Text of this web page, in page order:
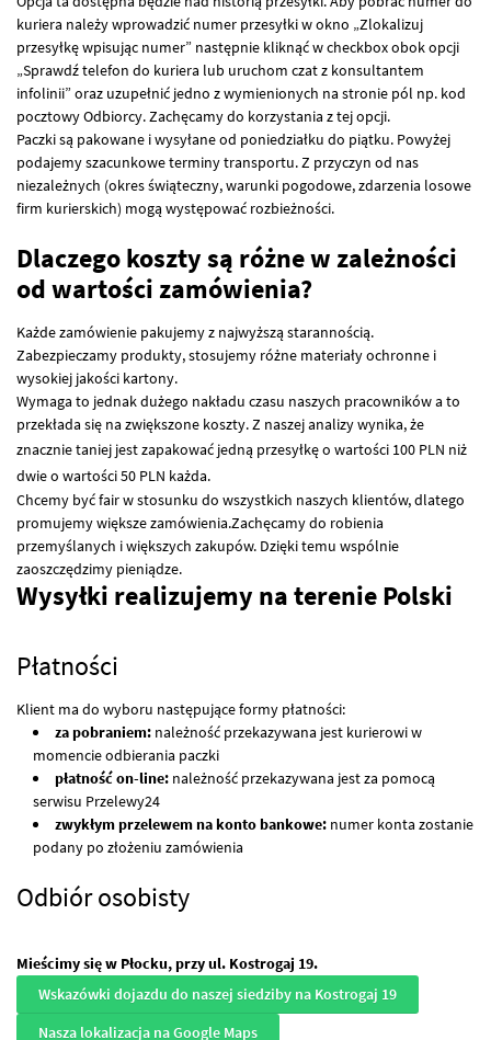
kuriera należy wprowadzić numer przesyłki w okno „Zlokalizuj
przesyłkę wpisując numer” następnie kliknąć w checkbox obok opcji
„Sprawdź telefon do kuriera lub uruchom czat z konsultantem
infolinii” oraz uzupełnić jedno z wymienionych na stronie pól np. kod
pocztowy Odbiorcy. Zachęcamy do korzystania z tej opcji.
Paczki są pakowane i wysyłane od poniedziałku do piątku. Powyżej
podajemy szacunkowe terminy transportu. Z przyczyn od nas
niezależnych (okres świąteczny, warunki pogodowe, zdarzenia losowe
firm kurierskich) mogą występować rozbieżności.
Dlaczego koszty są różne w zależności
od wartości zamówienia?
Każde zamówienie pakujemy z najwyższą starannością.
Zabezpieczamy produkty, stosujemy różne materiały ochronne i
wysokiej jakości kartony.
Wymaga to jednak dużego nakładu czasu naszych pracowników a to
przekłada się na zwiększone koszty. Z naszej analizy wynika, że
znacznie taniej jest zapakować jedną przesyłkę o wartości 100 PLN niż
dwie o wartości 50 PLN każda.
Chcemy być fair w stosunku do wszystkich naszych klientów, dlatego
promujemy większe zamówienia.Zachęcamy do robienia
przemyślanych i większych zakupów. Dzięki temu wspólnie
zaoszczędzimy pieniądze.
Wysyłki realizujemy na terenie Polski
Płatności
Klient ma do wyboru następujące formy płatności:
za pobraniem: należność przekazywana jest kurierowi w
momencie odbierania paczki
płatność on-line: należność przekazywana jest za pomocą
serwisu Przelewy24
zwykłym przelewem na konto bankowe: numer konta zostanie
podany po złożeniu zamówienia
Odbiór osobisty
Mieścimy się w Płocku, przy ul. Kostrogaj 19.
Wskazówki dojazdu do naszej siedziby na Kostrogaj 19
Nasza lokalizacja na Google Maps